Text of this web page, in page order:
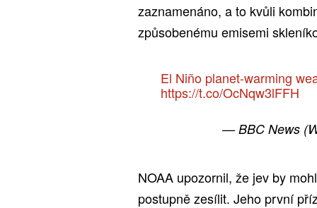
zaznamenáno, a to kvůli
způsobenému emisemi
El Niño planet-warming
https://t.co/OcNqw3lFFH
— BBC News
NOAA upozornil, že jev by
postupně zesílit. Jeho první